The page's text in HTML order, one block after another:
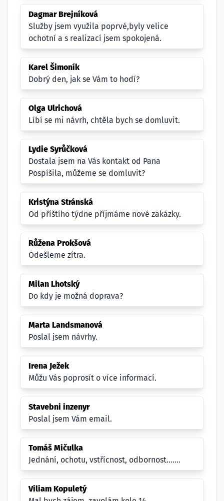
Dagmar Brejníková
Služby jsem využila poprvé,byly velice
ochotní a s realizací jsem spokojená.
Karel Šimoník
Dobrý den, jak se Vám to hodí?
Olga Ulrichová
Líbí se mi návrh, chtěla bych se domluvit.
Lydie Syrůčková
Dostala jsem na Vás kontakt od Pana
Pospíšila, můžeme se domluvit?
Kristýna Stránská
Od příštího týdne příjmáme nové zakázky.
Růžena Prokšová
Odešleme zítra.
Milan Lhotský
Do kdy je možná doprava?
Marta Landsmanová
Poslal jsem návrhy.
Irena Ježek
Můžu Vás poprosít o více informací.
Stavebni inzenyr
Poslal jsem Vám email.
Tomáš Mičulka
Jednání, ochotu, vstřícnost, odbornost.......
Viliam Kopuletý